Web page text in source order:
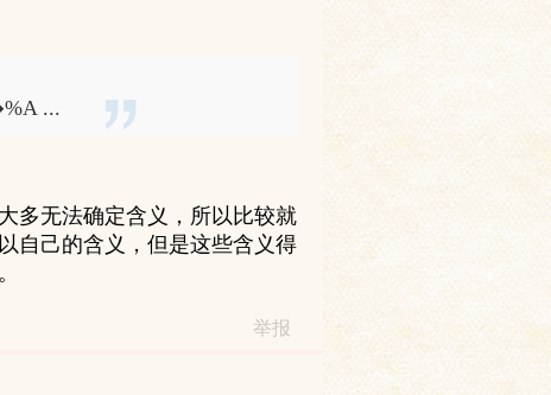
...
多无法确定含义，所以比较就
自己的含义，但是这些含义得
举报